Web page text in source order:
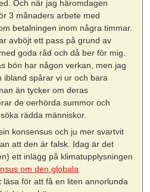
Och när jag häromdagen
3 månaders arbete med
betalningen inom några timmar.
avböjt ett pass på grund av
goda råd och då ber för mig.
bön har någon verkan, men jag
ibland spårar vi ur och bara
än tycker om deras
de oerhörda summor och
rädda människor.
konsensus och ju mer svartvit
att den är falsk. Idag är det
ett inlägg på klimatupplysningen
om den globala
läsa för att få en liten annorlunda